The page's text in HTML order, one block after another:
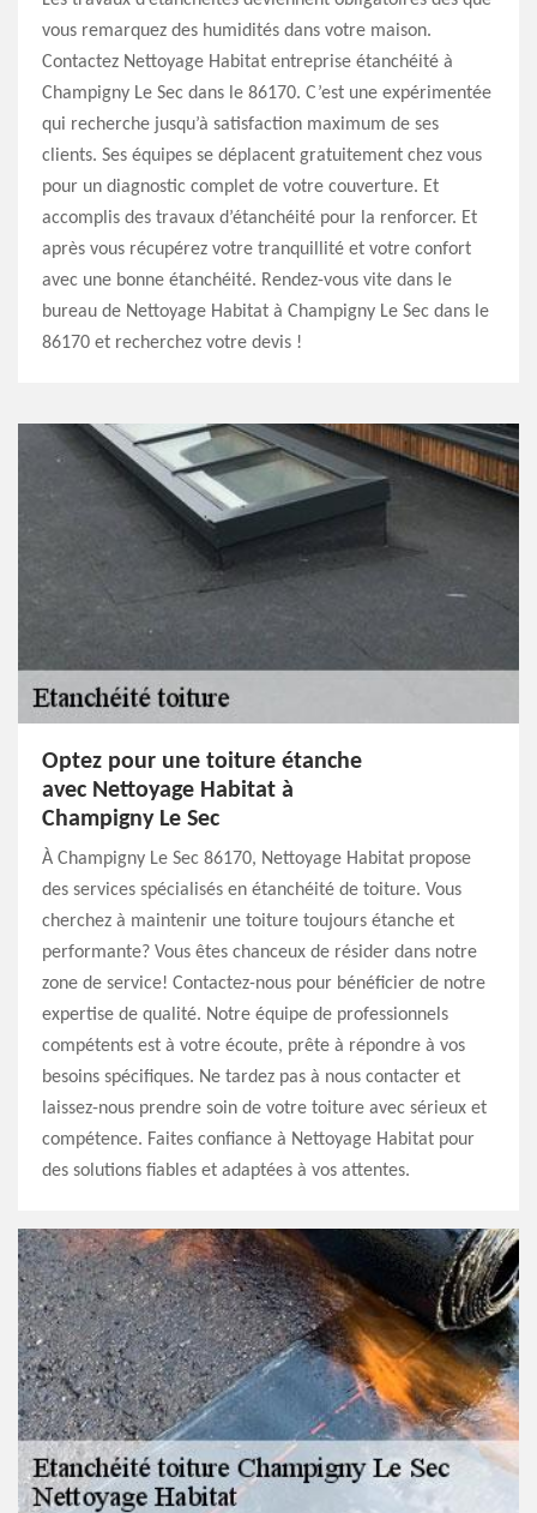
vous remarquez des humidités dans votre maison.
Contactez Nettoyage Habitat entreprise étanchéité à
Champigny Le Sec dans le 86170. C’est une expérimentée
qui recherche jusqu’à satisfaction maximum de ses
clients. Ses équipes se déplacent gratuitement chez vous
pour un diagnostic complet de votre couverture. Et
accomplis des travaux d’étanchéité pour la renforcer. Et
après vous récupérez votre tranquillité et votre confort
avec une bonne étanchéité. Rendez-vous vite dans le
bureau de Nettoyage Habitat à Champigny Le Sec dans le
86170 et recherchez votre devis !
Optez pour une toiture étanche
avec Nettoyage Habitat à
Champigny Le Sec
À Champigny Le Sec 86170, Nettoyage Habitat propose
des services spécialisés en étanchéité de toiture. Vous
cherchez à maintenir une toiture toujours étanche et
performante? Vous êtes chanceux de résider dans notre
zone de service! Contactez-nous pour bénéficier de notre
expertise de qualité. Notre équipe de professionnels
compétents est à votre écoute, prête à répondre à vos
besoins spécifiques. Ne tardez pas à nous contacter et
laissez-nous prendre soin de votre toiture avec sérieux et
compétence. Faites confiance à Nettoyage Habitat pour
des solutions fiables et adaptées à vos attentes.